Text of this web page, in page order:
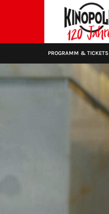
PROGRAMM & TICKETS